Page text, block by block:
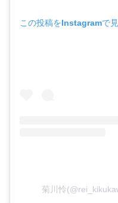
この投稿をInstagramで
菊川怜